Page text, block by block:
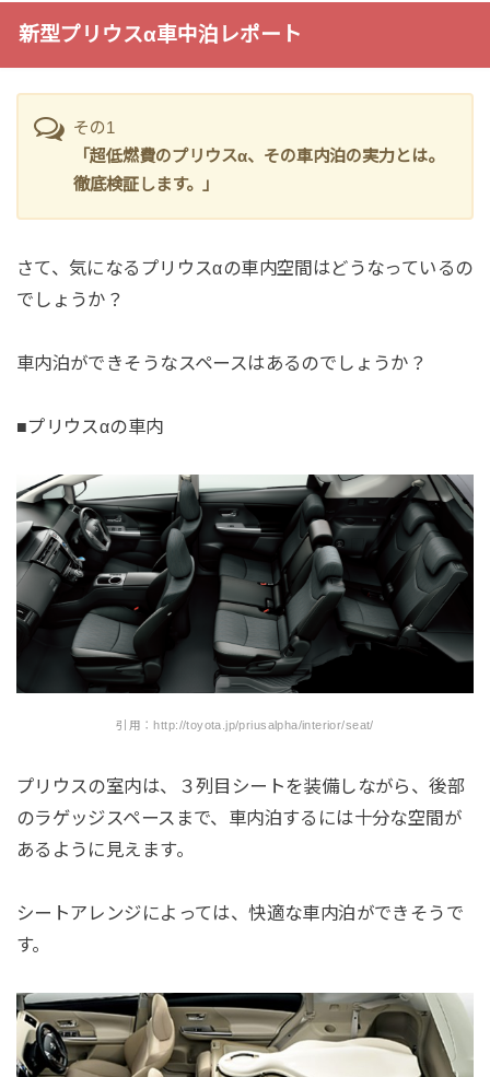
新型プリウスα車中泊レポート
その1
「超低燃費のプリウスα、その車内泊の実力とは。
徹底検証します。」
さて、気になるプリウスαの車内空間はどうなっているの
でしょうか？
車内泊ができそうなスペースはあるのでしょうか？
■プリウスαの車内
引用：http://toyota.jp/priusalpha/interior/seat/
プリウスの室内は、３列目シートを装備しながら、後部
のラゲッジスペースまで、車内泊するには十分な空間が
あるように見えます。
シートアレンジによっては、快適な車内泊ができそうで
す。